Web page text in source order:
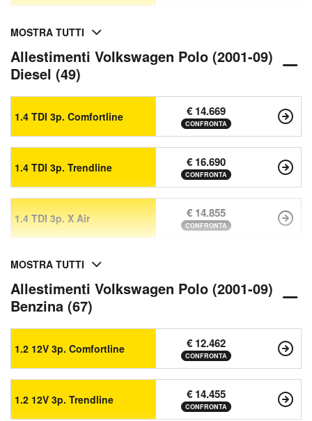
MOSTRA TUTTI
Allestimenti Volkswagen Polo (2001-09)
Diesel (49)
1.4 TDI 3p. Comfortline € 14.669
CONFRONTA
1.4 TDI 3p. Trendline € 16.690
CONFRONTA
1.4 TDI 3p. X Air € 14.855
CONFRONTA
MOSTRA TUTTI
Allestimenti Volkswagen Polo (2001-09)
Benzina (67)
1.2 12V 3p. Comfortline € 12.462
CONFRONTA
1.2 12V 3p. Trendline € 14.455
CONFRONTA